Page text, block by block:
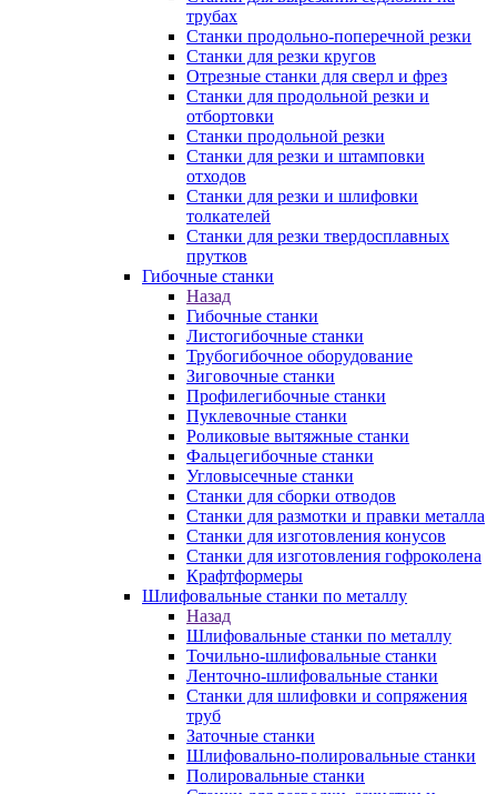
трубаx
Станки продольно-поперечной резки
Станки для резки кругов
Отрезные станки для сверл и фрез
Станки для продольной резки и
отбортовки
Станки продольной резки
Станки для резки и штамповки
отходов
Станки для резки и шлифовки
толкателей
Станки для резки твердосплавных
прутков
Гибочные станки
Назад
Гибочные станки
Листогибочные станки
Трубогибочное оборудование
Зиговочные станки
Профилегибочные станки
Пуклевочные станки
Роликовые вытяжные станки
Фальцегибочные станки
Угловысечные станки
Станки для сборки отводов
Станки для размотки и правки металла
Станки для изготовления конусов
Станки для изготовления гофроколена
Крафтформеры
Шлифовальные станки по металлу
Назад
Шлифовальные станки по металлу
Точильно-шлифовальные станки
Ленточно-шлифовальные станки
Станки для шлифовки и сопряжения
труб
Заточные станки
Шлифовально-полировальные станки
Полировальные станки